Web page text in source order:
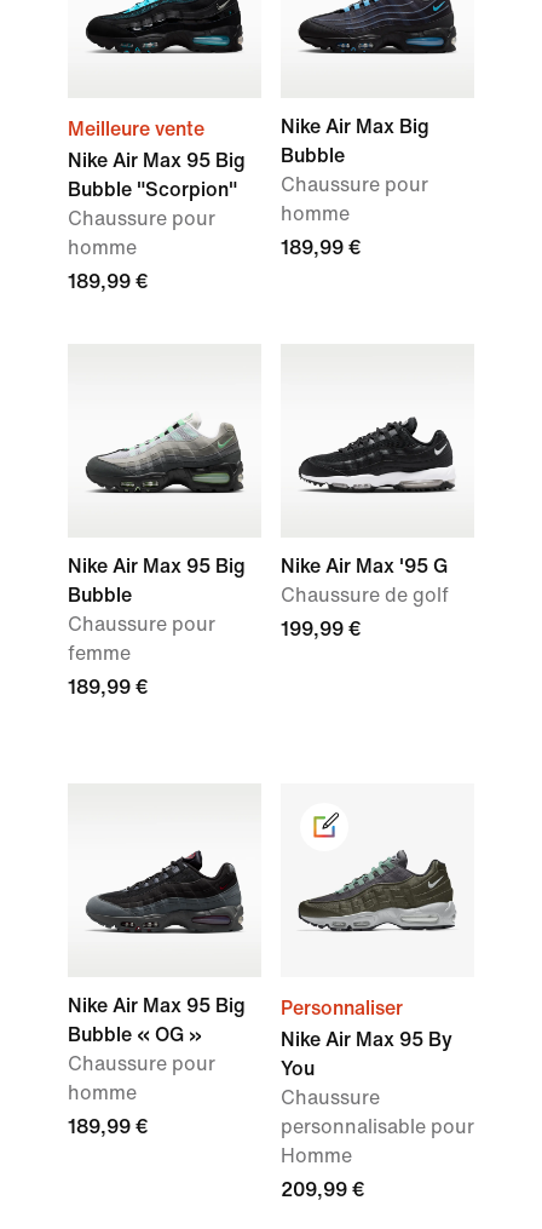
Meilleure vente
Nike Air Max 95 Big
Bubble "Scorpion"
Chaussure pour
homme
189,99 €
Nike Air Max Big
Bubble
Chaussure pour
homme
189,99 €
Nike Air Max 95 Big
Bubble
Chaussure pour
femme
189,99 €
Nike Air Max '95 G
Chaussure de golf
199,99 €
Nike Air Max 95 Big
Bubble « OG »
Chaussure pour
homme
189,99 €
Personnaliser
Nike Air Max 95 By
You
Chaussure
personnalisable pour
Homme
209,99 €